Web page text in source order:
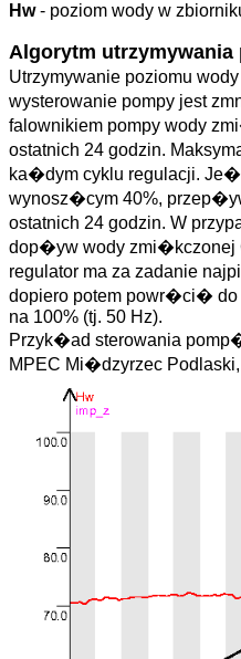
Hw- poziom wody w
Algorytm utrzymywania
Utrzymywanie poziomu
wysterowanie pompy jest
falownikiem pompy wody
ostatnich 24 godzin.
ka�dym cyklu regulacji.
wynosz�cym 40%,
ostatnich 24 godzin. W
dop�yw wody zmi�kczonej
regulator ma za zadanie
dopiero potem powr�ci� do
na 100% (tj. 50 Hz).
Przyk�ad sterowania
MPEC Mi�dzyrzec